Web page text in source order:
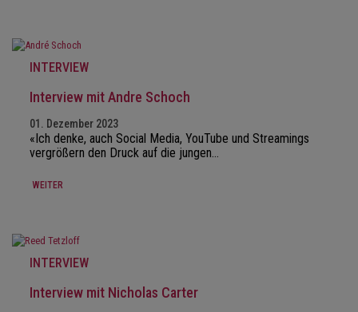
INTERVIEW
Interview mit Andre Schoch
01. Dezember 2023
«Ich denke, auch Social Media, YouTube und Streamings
vergrößern den Druck auf die jungen…
WEITER
INTERVIEW
Interview mit Nicholas Carter